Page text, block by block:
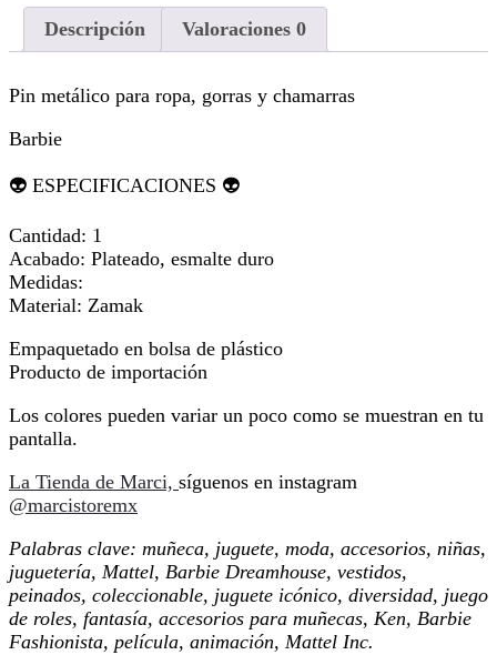
Descripción Valoraciones 0
Pin metálico para ropa, gorras y chamarras
Barbie
👽 ESPECIFICACIONES 👽
Cantidad: 1
Acabado: Plateado, esmalte duro
Medidas:
Material: Zamak
Empaquetado en bolsa de plástico
Producto de importación
Los colores pueden variar un poco como se muestran en tu
pantalla.
La Tienda de Marci, síguenos en instagram
@marcistoremx
Palabras clave: muñeca, juguete, moda, accesorios, niñas,
juguetería, Mattel, Barbie Dreamhouse, vestidos,
peinados, coleccionable, juguete icónico, diversidad, juego
de roles, fantasía, accesorios para muñecas, Ken, Barbie
Fashionista, película, animación, Mattel Inc.